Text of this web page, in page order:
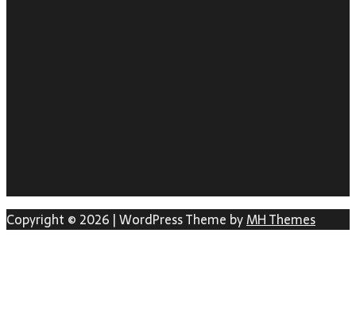
Copyright © 2026 | WordPress Theme byMH Themes